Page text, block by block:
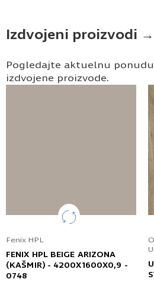
Izdvojeni proizvodi →
Pogledajte aktuelnu
izdvojene proizvode.
Fenix HPL
FENIX HPL BEIGE ARIZONA
(KAŠMIR) - 4200X1600X0,9 -
0748